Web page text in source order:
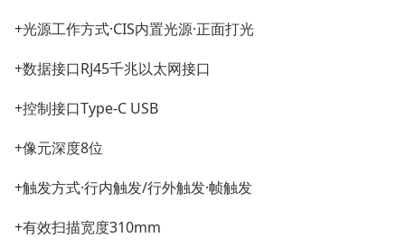
+光源工作方式·CIS内置光源·正面打光
+数据接口RJ45千兆以太网接口
+控制接口Type-C USB
+像元深度8位
+触发方式·行内触发/行外触发·帧触发
+有效扫描宽度310mm